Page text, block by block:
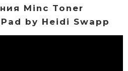
Minc Toner
by Heidi Swapp